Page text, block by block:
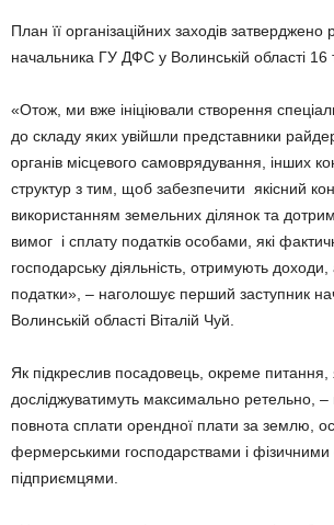
План її організаційних заходів
начальника ГУ ДФС у Волинській області 16
«Отож, ми вже ініціювали створення
до складу яких увійшли представники
органів місцевого самоврядування, інших
структур з тим, щоб забезпечити якісний
використанням земельних ділянок та
вимог і сплату податків особами, які
господарську діяльність, отримують
податки», – наголошує перший заступник
Волинській області Віталій Чуй.
Як підкреслив посадовець, окреме питання,
досліджуватимуть максимально ретельно, –
повнота сплати орендної плати за землю,
фермерськими господарствами і
підприємцями.